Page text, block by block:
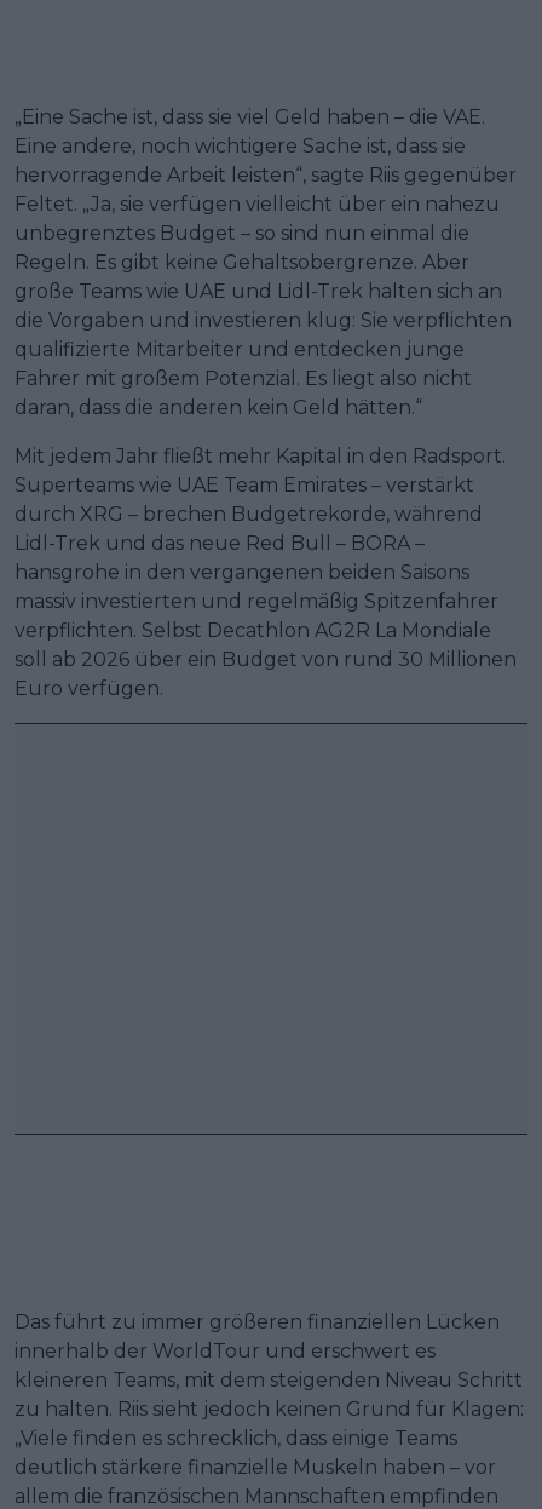
„Eine Sache ist, dass sie viel Geld haben – die VAE.
Eine andere, noch wichtigere Sache ist, dass sie
hervorragende Arbeit leisten“, sagte Riis gegenüber
Feltet. „Ja, sie verfügen vielleicht über ein nahezu
unbegrenztes Budget – so sind nun einmal die
Regeln. Es gibt keine Gehaltsobergrenze. Aber
große Teams wie UAE und Lidl-Trek halten sich an
die Vorgaben und investieren klug: Sie verpflichten
qualifizierte Mitarbeiter und entdecken junge
Fahrer mit großem Potenzial. Es liegt also nicht
daran, dass die anderen kein Geld hätten.“
Mit jedem Jahr fließt mehr Kapital in den Radsport.
Superteams wie UAE Team Emirates – verstärkt
durch XRG – brechen Budgetrekorde, während
Lidl-Trek und das neue Red Bull – BORA –
hansgrohe in den vergangenen beiden Saisons
massiv investierten und regelmäßig Spitzenfahrer
verpflichten. Selbst Decathlon AG2R La Mondiale
soll ab 2026 über ein Budget von rund 30 Millionen
Euro verfügen.
Das führt zu immer größeren finanziellen Lücken
innerhalb der WorldTour und erschwert es
kleineren Teams, mit dem steigenden Niveau Schritt
zu halten. Riis sieht jedoch keinen Grund für Klagen:
„Viele finden es schrecklich, dass einige Teams
deutlich stärkere finanzielle Muskeln haben – vor
allem die französischen Mannschaften empfinden